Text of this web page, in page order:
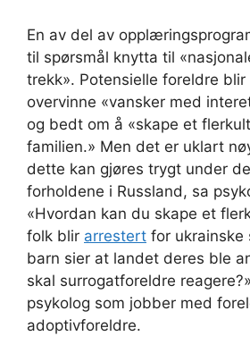
En av del av
til spørsmål knytta til
trekk». Potensielle foreldre
overvinne «vansker med
og bedt om å «skape et
familien.» Men det er uklart
dette kan gjøres trygt under
forholdene i Russland, sa
«Hvordan kan du skape et
folk blir arrestert for ukrainske
barn sier at landet deres ble
skal surrogatforeldre
psykolog som jobber med
adoptivforeldre.